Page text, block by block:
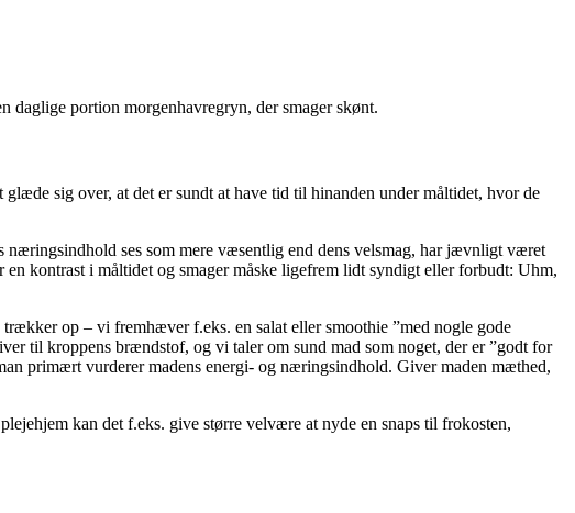
portion morgenhavregryn, der smager skønt.
sig over, at det er sundt at have tid til hinanden under måltidet, hvor de
næringsindhold ses som mere væsentlig end dens velsmag, har jævnligt været
kontrast i måltidet og smager måske ligefrem lidt syndigt eller forbudt: Uhm,
op – vi fremhæver f.eks. en salat eller smoothie ”med nogle gode
til kroppens brændstof, og vi taler om sund mad som noget, der er ”godt for
primært vurderer madens energi- og næringsindhold. Giver maden mæthed,
kan det f.eks. give større velvære at nyde en snaps til frokosten,